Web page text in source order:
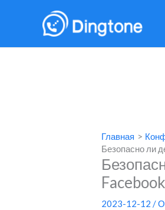
содержимому
Главная
Безопасно ли
2023-12-12/